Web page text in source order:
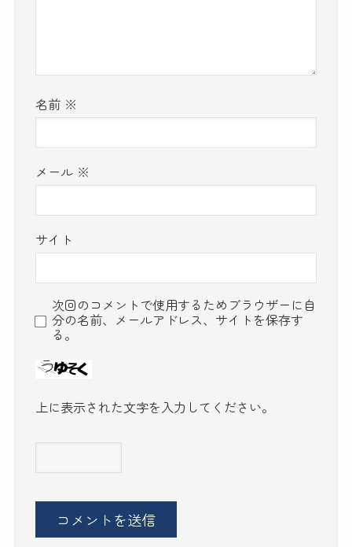
名前 ※
メール ※
サイト
次回のコメントで使用するためブラウザーに自
分の名前、メールアドレス、サイトを保存す
る。
上に表示された文字を入力してください。